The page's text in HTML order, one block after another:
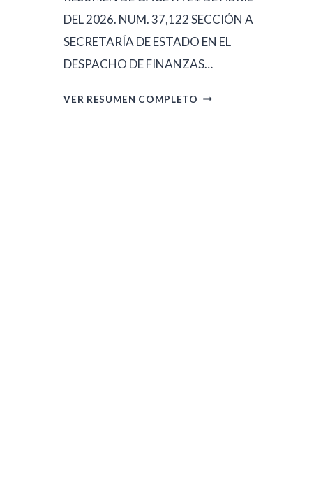
D
E
L
A
C
E
A
DEL 2026. NUM. 37,122 SECCIÓN A
SECRETARÍA DE ESTADO EN EL
DESPACHO DE FINANZAS…
VER RESUMEN COMPLETO R